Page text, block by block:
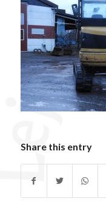
Share this entry